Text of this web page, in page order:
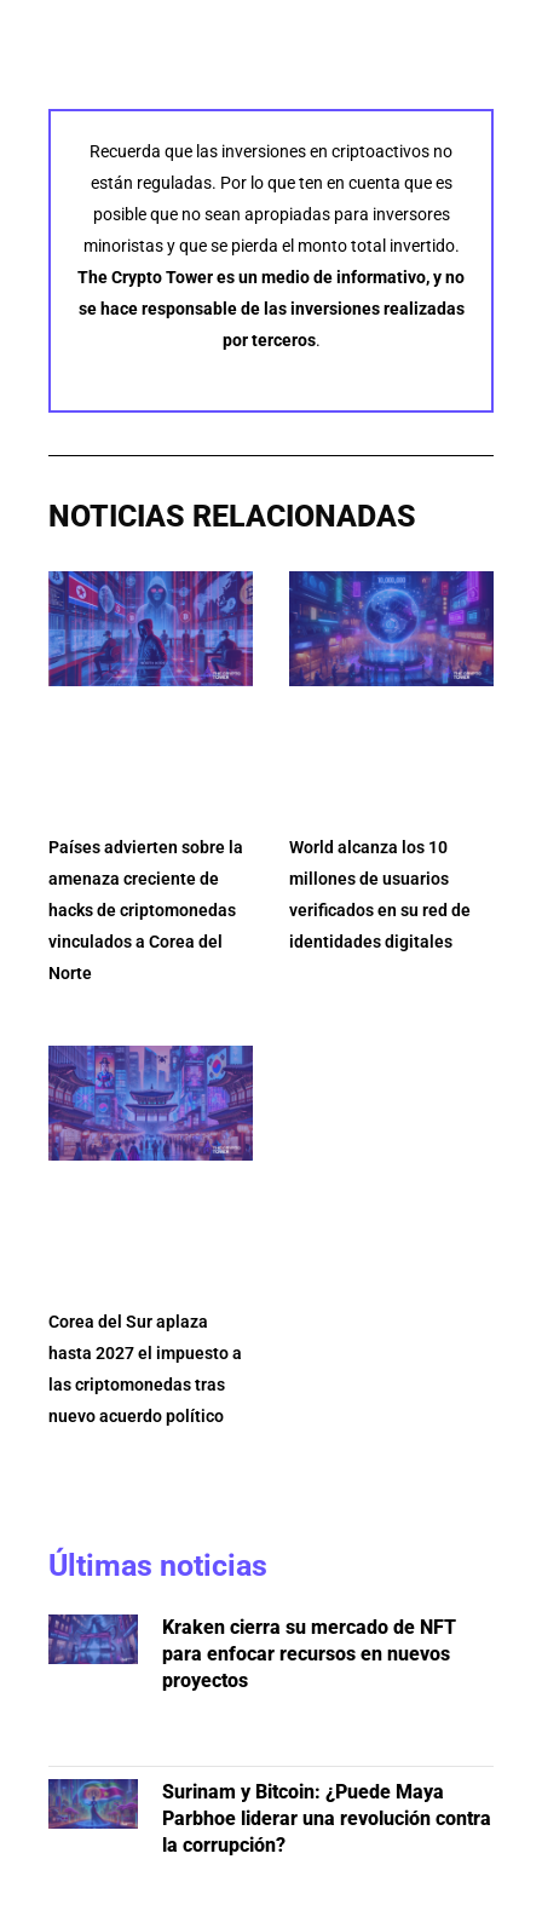
Recuerda que las inversiones en criptoactivos no
están reguladas. Por lo que ten en cuenta que es
posible que no sean apropiadas para inversores
minoristas y que se pierda el monto total invertido.
The Crypto Tower es un medio de informativo, y no
se hace responsable de las inversiones realizadas
por terceros.
NOTICIAS RELACIONADAS
Países advierten sobre la
amenaza creciente de
hacks de criptomonedas
vinculados a Corea del
Norte
World alcanza los 10
millones de usuarios
verificados en su red de
identidades digitales
Corea del Sur aplaza
hasta 2027 el impuesto a
las criptomonedas tras
nuevo acuerdo político
Últimas noticias
Kraken cierra su mercado de NFT
para enfocar recursos en nuevos
proyectos
Surinam y Bitcoin: ¿Puede Maya
Parbhoe liderar una revolución contra
la corrupción?